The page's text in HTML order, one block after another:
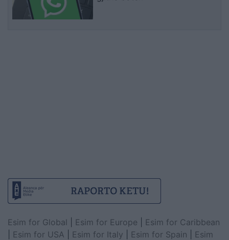
Esim for Global Esim for Europe
Esim for Caribbean
Esim for USA Esim for Italy Esim for Spain
Esim